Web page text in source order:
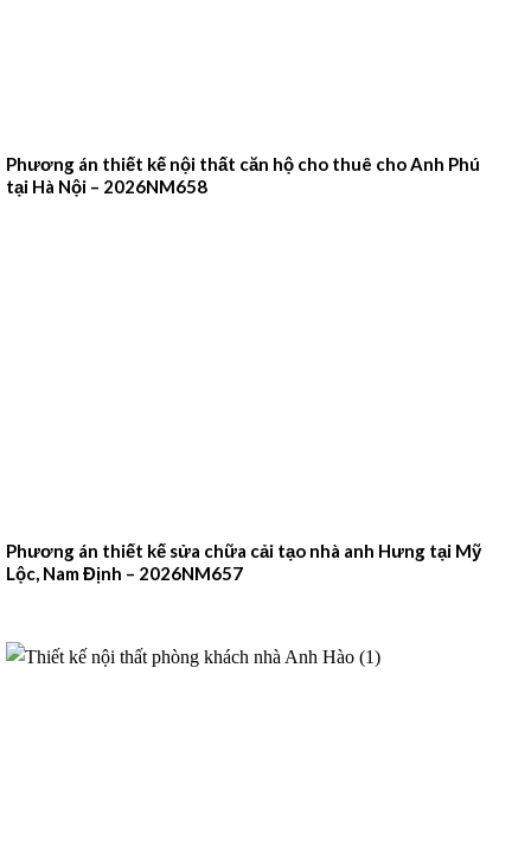
Phương án thiết kế nội thất căn hộ cho thuê cho Anh Phú
tại Hà Nội – 2026NM658
Phương án thiết kế sửa chữa cải tạo nhà anh Hưng tại Mỹ
Lộc, Nam Định – 2026NM657